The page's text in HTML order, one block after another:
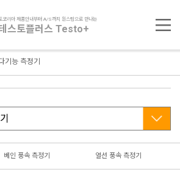
코리아 제품안내부터 A/S까지 원스탑으로 만나는
스토플러스 Testo+
기능 측정기
베인 풍속 측정기 열선 풍속 측정기